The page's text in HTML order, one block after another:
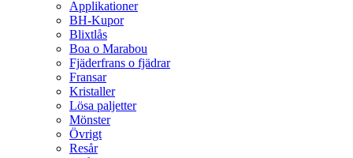
Applikationer
BH-Kupor
Blixtlås
Boa o Marabou
Fjäderfrans o fjädrar
Fransar
Kristaller
Lösa paljetter
Mönster
Övrigt
Resår